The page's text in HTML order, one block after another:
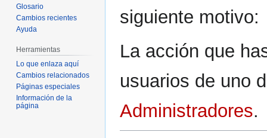
navegación
búsqueda
siguiente motivo:
La acción que
usuarios de uno
Administradores.
Glosario
Cambios recientes
Ayuda
Herramientas
Lo que enlaza aquí
Cambios relacionados
Páginas especiales
Información de la
página